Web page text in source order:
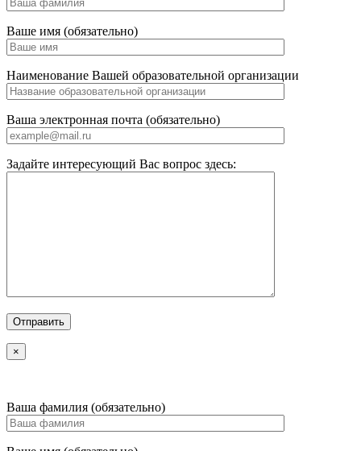
Ваше имя (обязательно)
Наименование Вашей образовательной организации
Ваша электронная почта (обязательно)
Задайте интересующий Вас вопрос здесь:
×
Ваша фамилия (обязательно)